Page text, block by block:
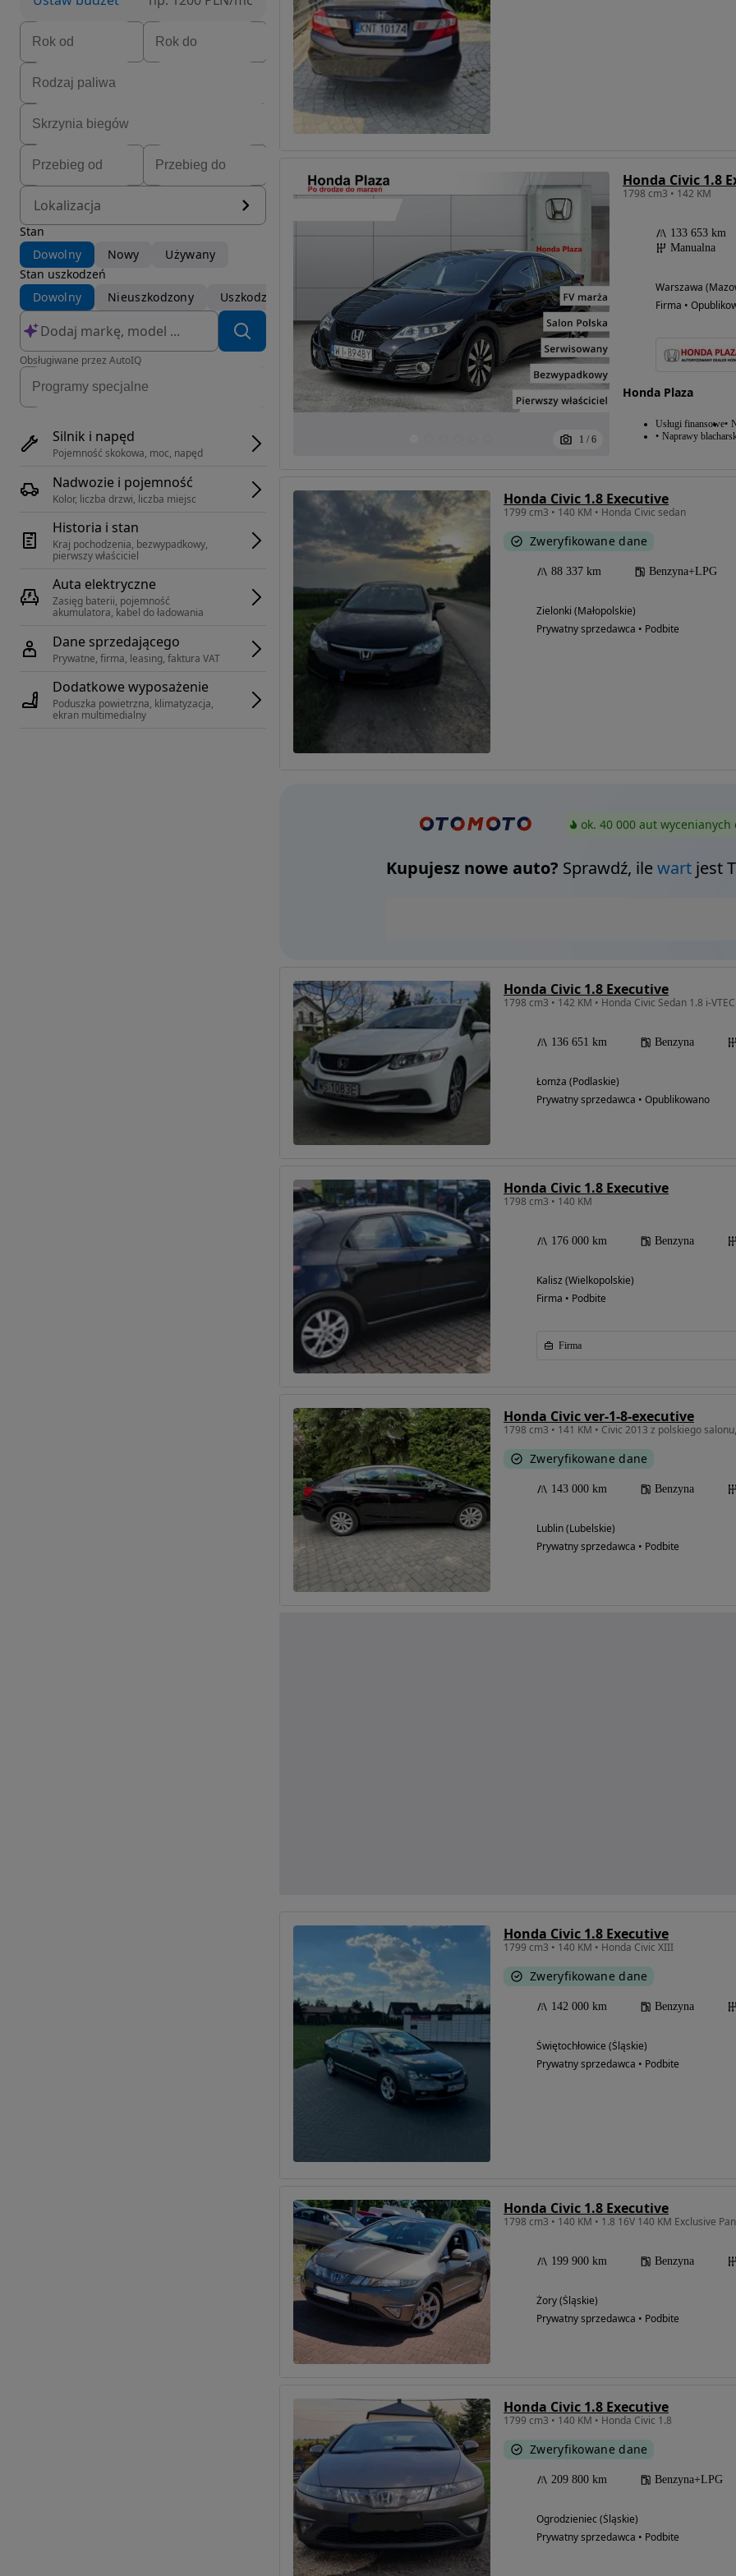
Lokalizacja
Stan
Dowolny
Nowy
Używany
Stan uszkodzeń
Dowolny
Nieuszkodzony Uszkodzony
Obsługiwane przez AutoIQ
Silnik i napęd
Pojemność skokowa, moc, napęd
Nadwozie i pojemność
Kolor, liczba drzwi, liczba miejsc
Historia i stan
Kraj pochodzenia, bezwypadkowy,
pierwszy właściciel
Auta elektryczne
Zasięg baterii, pojemność
akumulatora, kabel do ładowania
Dane sprzedającego
Prywatne, firma, leasing, faktura VAT
Dodatkowe wyposażenie
Poduszka powietrzna, klimatyzacja,
ekran multimedialny
1 / 6
Honda Civic 1.8
1798 cm3 • 142 KM
133 653 km
Manualna
Warszawa
Firma •
Honda Plaza
Usługi finansowe
Naprawy
Honda Civic 1.8 Executive
1799 cm3 • 140 KM • Honda Civic sedan
Zweryfikowane dane
88 337 km Benzyna+LPG
Zielonki (Małopolskie)
Prywatny sprzedawca • Podbite
ok. 40 000 aut wycenianych
Kupujesz nowe auto? Sprawdź, ilewartjest
Honda Civic 1.8 Executive
1798 cm3 • 142 KM • Honda Civic Sedan 1.8 i-
136 651 km Benzyna
Łomża (Podlaskie)
Prywatny sprzedawca • Opublikowano
Honda Civic 1.8 Executive
1798 cm3 • 140 KM
176 000 km Benzyna
Kalisz (Wielkopolskie)
Firma • Podbite
Firma
Honda Civic ver-1-8-executive
1798 cm3 • 141 KM • Civic 2013 z polskiego
Zweryfikowane dane
143 000 km Benzyna
Lublin (Lubelskie)
Prywatny sprzedawca • Podbite
Honda Civic 1.8 Executive
1799 cm3 • 140 KM • Honda Civic XIII
Zweryfikowane dane
142 000 km Benzyna
Świętochłowice (Śląskie)
Prywatny sprzedawca • Podbite
Honda Civic 1.8 Executive
1798 cm3 • 140 KM • 1.8 16V 140 KM Exclusive
199 900 km Benzyna
Żory (Śląskie)
Prywatny sprzedawca • Podbite
Honda Civic 1.8 Executive
1799 cm3 • 140 KM • Honda Civic 1.8
Zweryfikowane dane
209 800 km Benzyna+LPG
Ogrodzieniec (Śląskie)
Prywatny sprzedawca • Podbite